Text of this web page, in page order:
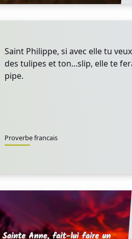
Saint Philippe, si avec elle tu
des tulipes et ton...slip, elle te
pipe.
Proverbe francais